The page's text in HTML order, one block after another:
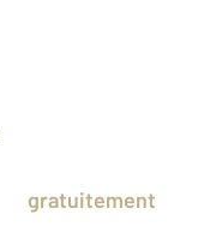
gratuitement